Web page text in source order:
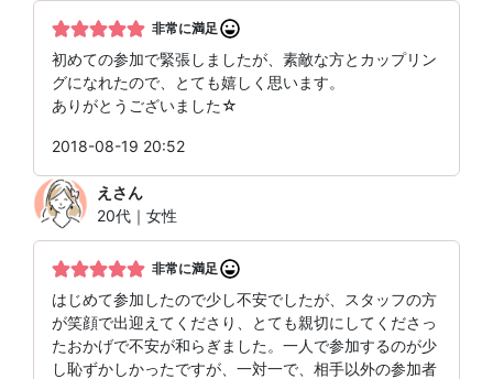
非常に満足
初めての参加で緊張しましたが、素敵な方とカップリン
グになれたので、とても嬉しく思います。
ありがとうございました☆
2018-08-19 20:52
え さん
20代｜女性
非常に満足
はじめて参加したので少し不安でしたが、スタッフの方
が笑顔で出迎えてくださり、とても親切にしてくださっ
たおかげで不安が和らぎました。一人で参加するのが少
し恥ずかしかったですが、一対一で、相手以外の参加者